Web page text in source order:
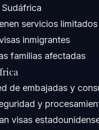
en África las solicitudes de
servicios
inmigrantes
familias afectadas
de embajadas y
y
visas